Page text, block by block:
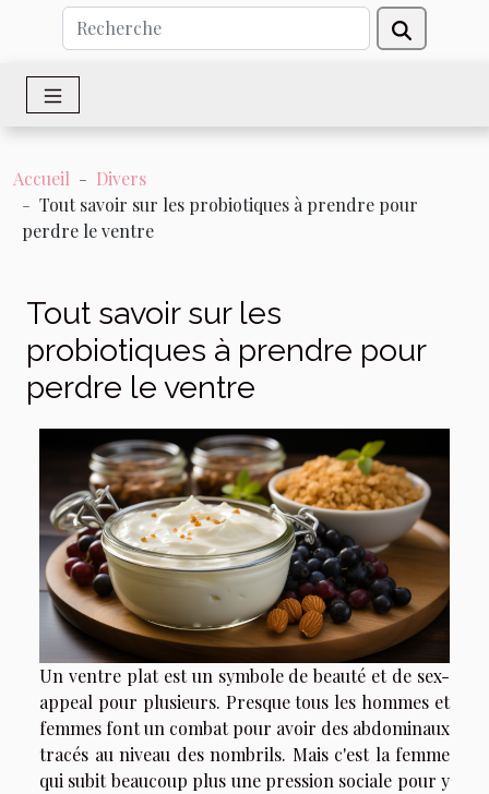
Accueil
Divers
Tout savoir sur les probiotiques à prendre pour
perdre le ventre
Tout savoir sur les
probiotiques à prendre pour
perdre le ventre
Un ventre plat est un symbole de beauté et de sex-
appeal pour plusieurs. Presque tous les hommes et
femmes font un combat pour avoir des abdominaux
tracés au niveau des nombrils. Mais c'est la femme
qui subit beaucoup plus une pression sociale pour y